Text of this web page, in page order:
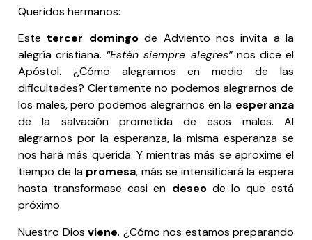
Queridos hermanos:
Este tercer domingode Adviento nos invita a la
alegría cristiana. “Estén siempre alegres”nos dice el
Apóstol. ¿Cómo alegrarnos en medio de las
dificultades? Ciertamente no podemos alegrarnos de
los males, pero podemos alegrarnos en la esperanza
de la salvación prometida de esos males. Al
alegrarnos por la esperanza, la misma esperanza se
nos hará más querida. Y mientras más se aproxime el
tiempo de la promesa, más se intensificará la espera
hasta transformase casi en deseode lo que está
próximo.
Nuestro Dios viene. ¿Cómo nos estamos preparando